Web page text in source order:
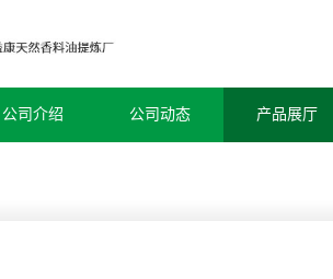
公司介绍 公司动态 产品展厅